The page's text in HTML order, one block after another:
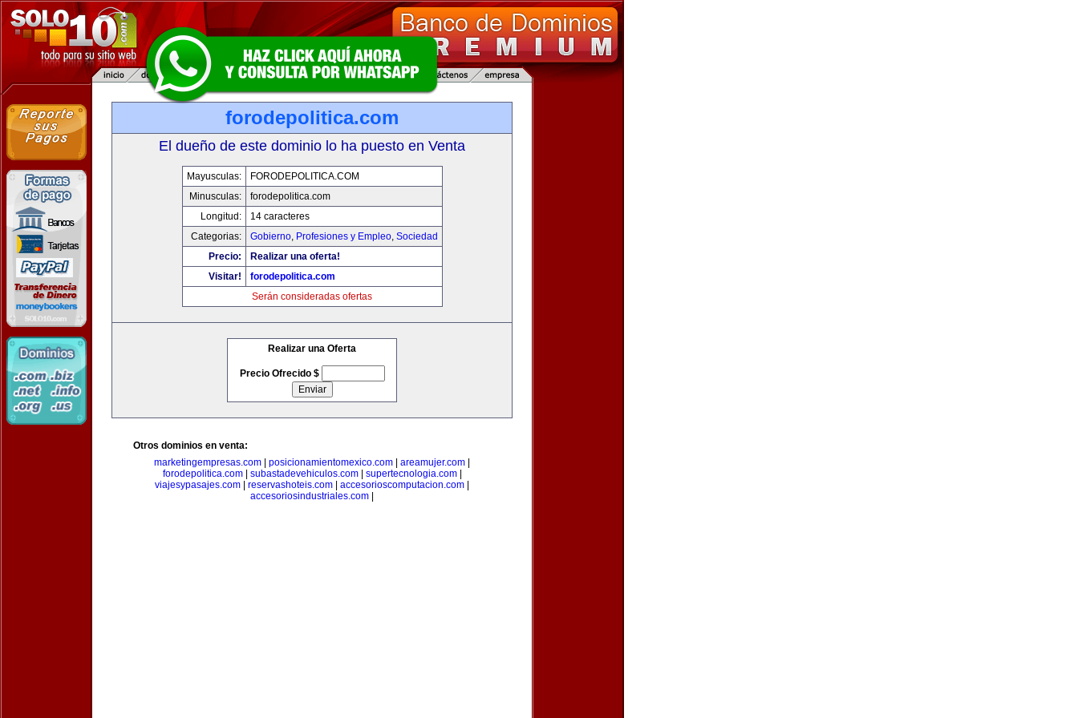
forodepolitica.com
El dueño de este dominio lo ha puesto en Venta
Mayusculas:
FORODEPOLITICA.COM
Minusculas:
forodepolitica.com
Longitud:
14 caracteres
Categorias:
Gobierno, Profesiones y Empleo, Sociedad
Precio:
Realizar una oferta!
Visitar!
forodepolitica.com
Serán consideradas ofertas
Realizar una Oferta
Precio Ofrecido $
Otros dominios en venta:
marketingempresas.com
posicionamientomexico.com areamujer.com
forodepolitica.com| subastadevehiculos.com| supertecnologia.com|
viajesypasajes.com
reservashoteis.com accesorioscomputacion.com
accesoriosindustriales.com